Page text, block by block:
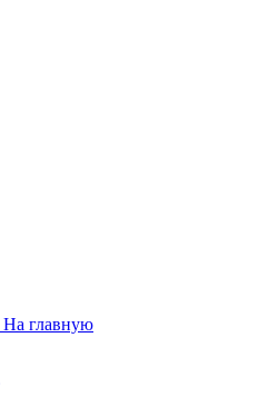
На главную